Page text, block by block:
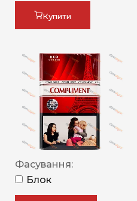
Купити
Фасування:
Блок